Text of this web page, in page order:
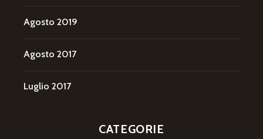
Agosto 2019
Agosto 2017
Luglio 2017
CATEGORIE